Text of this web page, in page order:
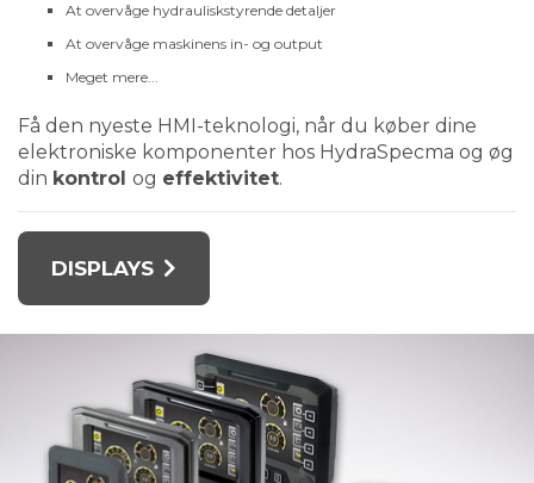
At overvåge hydrauliskstyrende detaljer
At overvåge maskinens in- og output
Meget mere...
Få den nyeste HMI-teknologi, når du køber dine
elektroniske komponenter hos HydraSpecma og øg
din kontrol og effektivitet.
DISPLAYS